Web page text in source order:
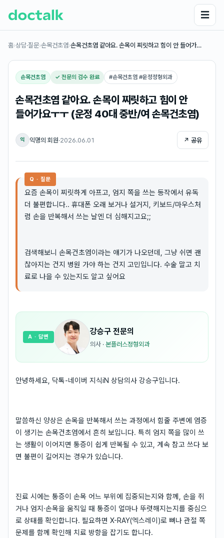
☰
홈›상담·질문›손목건초염›손목건초염 같아요. 손목이 찌릿하고 힘이 안 들어가…
손목건초염 ✓ 전문의 검수 완료 #손목건초염 #운정정형외과
손목건초염 같아요. 손목이 찌릿하고 힘이 안
들어가요ㅜㅜ (운정 40대 중반/여 손목건초염)
익 익명의 회원·2026.06.01 ↗ 공유
Q · 질문
요즘 손목이 찌릿하게 아프고, 엄지 쪽을 쓰는 동작에서 유독
더 불편합니다.. 휴대폰 오래 보거나 설거지, 키보드/마우스처
럼 손을 반복해서 쓰는 날엔 더 심해지고요;;
검색해보니 손목건초염이라는 얘기가 나오던데, 그냥 쉬면 괜
찮아지는 건지 병원 가야 하는 건지 고민입니다. 수술 말고 치
료로 나을 수 있는지도 알고 싶어요
강승구 전문의
의사 · 본플러스정형외과
A · 답변
안녕하세요, 닥톡-네이버 지식iN 상담의사 강승구입니다.
말씀하신 양상은 손목을 반복해서 쓰는 과정에서 힘줄 주변에 염증
이 생기는 손목건초염에서 흔히 보입니다. 특히 엄지 쪽을 많이 쓰
는 생활이 이어지면 통증이 쉽게 반복될 수 있고, 계속 참고 쓰다 보
면 불편이 길어지는 경우가 있습니다.
진료 시에는 통증이 손목 어느 부위에 집중되는지와 함께, 손을 쥐
거나 엄지·손목을 움직일 때 통증이 얼마나 뚜렷해지는지를 중심으
로 상태를 확인합니다. 필요하면 X-RAY(엑스레이)로 뼈나 관절 쪽
문제를 함께 확인해 치료 방향을 잡기도 합니다.